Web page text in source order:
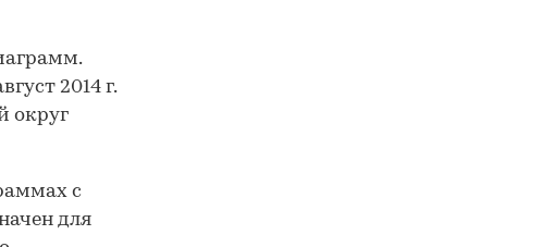
2014 г.
округ
с
для